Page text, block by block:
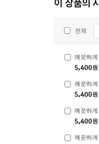
이 상품의
전체
깨끗하
5,400원
깨끗하
5,400원
깨끗하
5,400원
깨끗하